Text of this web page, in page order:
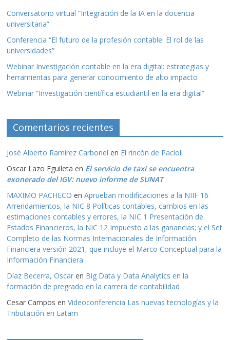
Conversatorio virtual “Integración de la IA en la docencia
universitaria”
Conferencia “El futuro de la profesión contable: El rol de las
universidades”
Webinar Investigación contable en la era digital: estrategias y
herramientas para generar conocimiento de alto impacto
Webinar “Investigación científica estudiantil en la era digital”
Comentarios recientes
José Alberto Ramírez Carbonel en El rincón de Pacioli
Oscar Lazo Eguileta en El servicio de taxi se encuentra
exonerado del IGV: nuevo informe de SUNAT
MAXIMO PACHECO enAprueban modificaciones a la NIIF 16
Arrendamientos, la NIC 8 Políticas contables, cambios en las
estimaciones contables y errores, la NIC 1 Presentación de
Estados Financieros, la NIC 12 Impuesto a las ganancias; y el Set
Completo de las Normas Internacionales de Información
Financiera versión 2021, que incluye el Marco Conceptual para la
Información Financiera.
Díaz Becerra, Oscar en Big Data y Data Analytics en la
formación de pregrado en la carrera de contabilidad
Cesar Campos enVideoconferencia Las nuevas tecnologías y la
Tributación en Latam